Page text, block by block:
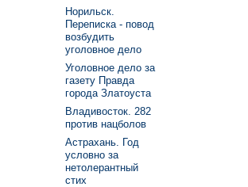
Норильск.
Переписка - повод
возбудить
уголовное дело
Уголовное дело за
газету Правда
города Златоуста
Владивосток. 282
против нацболов
Астрахань. Год
условно за
нетолерантный
стих